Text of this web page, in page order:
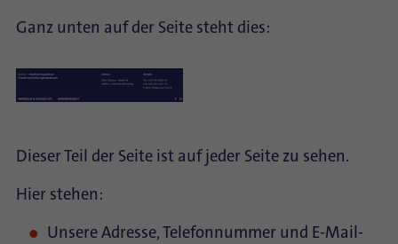
Ganz unten auf der Seite steht dies:
Dieser Teil der Seite ist auf jeder Seite zu sehen.
Hier stehen:
Unsere Adresse, Telefonnummer und E-Mail-